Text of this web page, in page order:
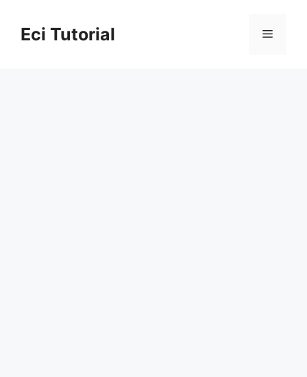
contentEci Tutorial Menu